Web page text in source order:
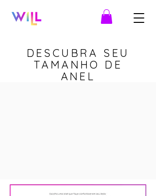
DESCUBRA SEU
TAMANHO DE
ANEL